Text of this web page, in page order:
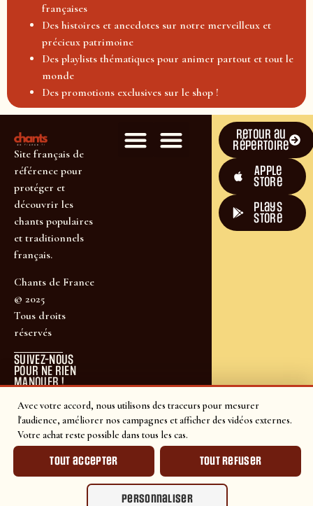
Avec votre accord, nous utilisons des traceurs pour mesurer
l'audience, améliorer nos campagnes et afficher des vidéos externes.
Votre achat reste possible dans tous les cas.
Tout accepter Tout refuser
Personnaliser
françaises
Des histoires et anecdotes sur notre merveilleux et
précieux patrimoine
Des playlists thématiques pour animer partout et tout le
monde
Des promotions exclusives sur le shop !
Site français de
référence pour
protéger et
découvrir les
chants populaires
et traditionnels
français.
Chants de France
© 2025
Tous droits
réservés
SUIVEZ-NOUS
POUR NE RIEN
MANQUER !
Retour au
répertoire
Apple
Store
plays
store